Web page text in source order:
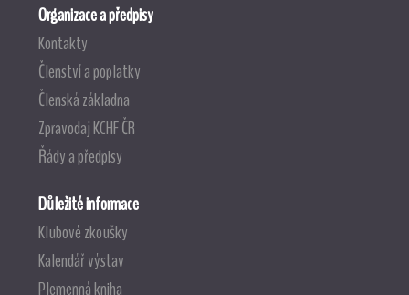
Organizace a předpisy
Kontakty
Členství a poplatky
Členská základna
Zpravodaj KCHF ČR
Řády a předpisy
Důležité informace
Klubové zkoušky
Kalendář výstav
Plemenná kniha